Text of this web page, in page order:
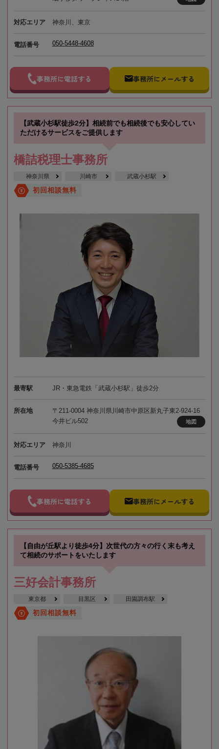
対応エリア 神奈川、東京
電話番号 050-5448-4608
事務所に電話する 事務所にメールする
【武蔵小杉駅徒歩2分】相続前でも相続後でも安心してい
ただけるサービスをご提供します
橋詰税理士事務所
神奈川県 川崎市 武蔵小杉駅
初回相談無料
最寄駅 JR・東急電鉄「武蔵小杉駅」徒歩2分
所在地
〒211-0004 神奈川県川崎市中原区新丸子東2-924-16
今井ビル502
地図
対応エリア 神奈川
電話番号 050-5385-4685
事務所に電話する 事務所にメールする
【自由が丘駅より徒歩4分】次世代の方々の行く末も考え
て相続のサポートをいたします
三好会計事務所
東京都 目黒区 田園調布駅
初回相談無料